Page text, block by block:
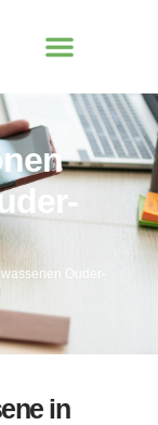
Ouder-
in